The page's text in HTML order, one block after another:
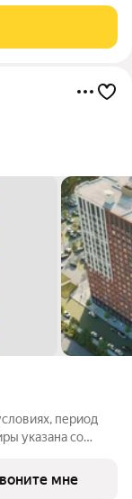
секция
период
указана со
мне